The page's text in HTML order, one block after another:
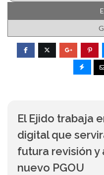
El Ejido trabaja
digital que
futura revisión
nuevo PGOU